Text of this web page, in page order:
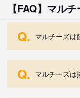
【FAQ】マル
Q. マルチーズは
Q. マルチーズは